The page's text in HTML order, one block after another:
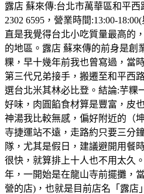
露店 蘇來傳:台北市萬華區和平西
2302 6595，營業時間:13:00-
直是我覺得台北小吃質量最高的
的地區。露店 蘇來傳的前身是創
粿，早十幾年前我也曾寫過，當
第三代兄弟接手，搬遷至和平西
選台北米其林必比登。結論:芋粿
好味，肉圓餡食材算是豐富，皮
神湯我比較無感，偏好附近的（
寺捷運站不遠，走路約只要三分
隊，尤其是假日，建議避開用餐
很快，就算排上十人也不用太久
年，一開始是在龍山寺前擺攤，
營的店)，也就是目前店名「露店